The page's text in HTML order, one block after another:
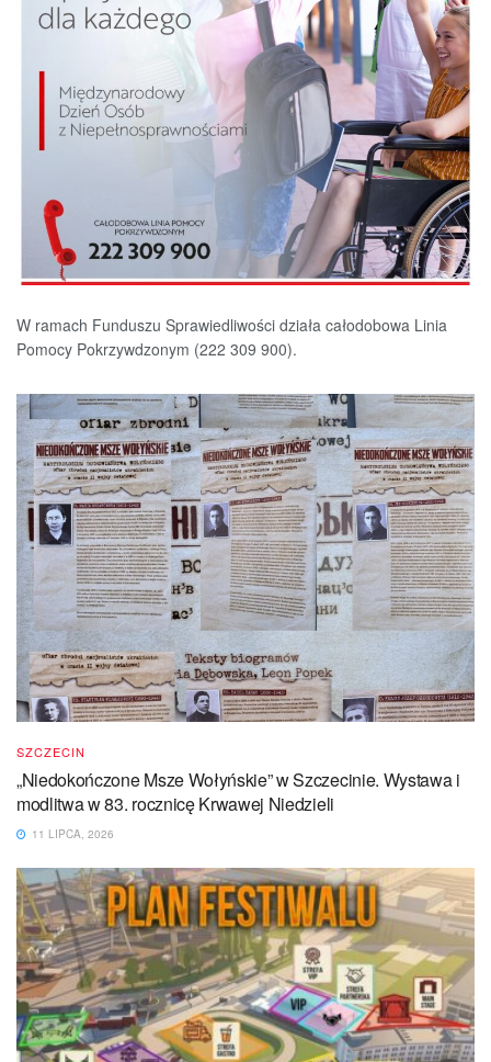
W ramach Funduszu Sprawiedliwości działa całodobowa Linia
Pomocy Pokrzywdzonym (222 309 900).
SZCZECIN
„Niedokończone Msze Wołyńskie” w Szczecinie. Wystawa i
modlitwa w 83. rocznicę Krwawej Niedzieli
11 LIPCA, 2026